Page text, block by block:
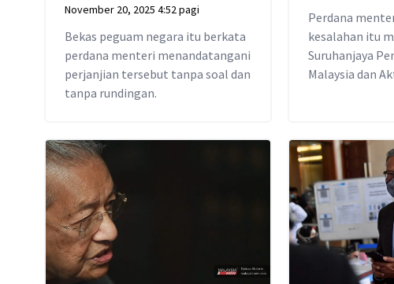
November 20, 2025 4:52 pagi
Bekas peguam negara itu berkata
perdana menteri menandatangani
perjanjian tersebut tanpa soal dan
tanpa rundingan.
Perdana
kesalahan itu
Suruhanjaya
Malaysia dan